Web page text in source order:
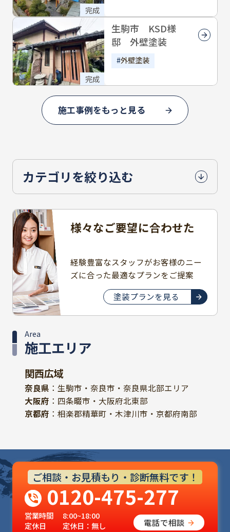
完成
完成
生駒市 KSD様
邸 外壁塗装
外壁塗装
施工事例をもっと見る
カテゴリを絞り込む
様々なご要望に合わせた
経験豊富なスタッフがお客様のニー
ズに合った最適なプランをご提案
塗装プランを見る
施工エリア
Area
関西広域
奈良県 ：生駒市・奈良市・奈良県北部エリア
大阪府 ：四条畷市・大阪府北東部
京都府 ：相楽郡精華町・木津川市・京都府南部
ご相談・お見積もり・診断無料です！
0120-475-277
営業時間
8:00~18:00
定休日
定休日：無し 電話で相談